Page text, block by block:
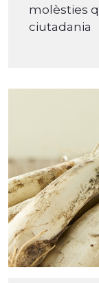
molèsties
ciutadania